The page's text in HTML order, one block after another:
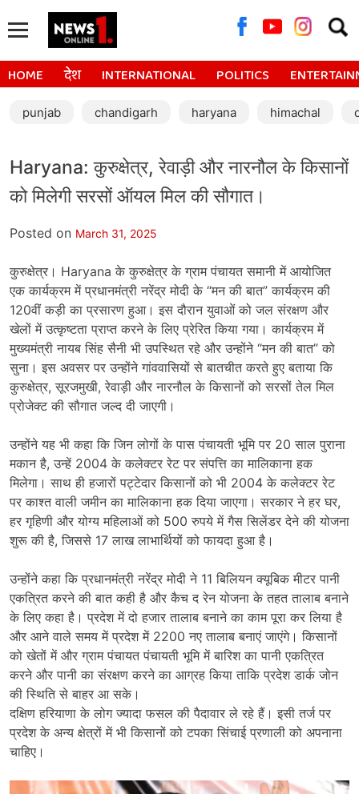
for:
HOME देश INTERNATIONAL POLITICS
punjab chandigarh haryana himachal
Haryana: कुरुक्षेत्र, रेवाड़ी और नारनौल के किसानों
को मिलेगी सरसों ऑयल मिल की सौगात।
Posted on March 31, 2025
कुरुक्षेत्र। Haryana के कुरुक्षेत्र के ग्राम पंचायत समानी में आयोजित
एक कार्यक्रम में प्रधानमंत्री नरेंद्र मोदी के “मन की बात” कार्यक्रम की
120वीं कड़ी का प्रसारण हुआ। इस दौरान युवाओं को जल संरक्षण और
खेलों में उत्कृष्टता प्राप्त करने के लिए प्रेरित किया गया। कार्यक्रम में
मुख्यमंत्री नायब सिंह सैनी भी उपस्थित रहे और उन्होंने “मन की बात” को
सुना। इस अवसर पर उन्होंने गांववासियों से बातचीत करते हुए बताया कि
कुरुक्षेत्र, सूरजमुखी, रेवाड़ी और नारनौल के किसानों को सरसों तेल मिल
प्रोजेक्ट की सौगात जल्द दी जाएगी।
उन्होंने यह भी कहा कि जिन लोगों के पास पंचायती भूमि पर 20 साल पुराना
मकान है, उन्हें 2004 के कलेक्टर रेट पर संपत्ति का मालिकाना हक
मिलेगा। साथ ही हजारों पट्टेदार किसानों को भी 2004 के कलेक्टर रेट
पर काश्त वाली जमीन का मालिकाना हक दिया जाएगा। सरकार ने हर घर,
हर गृहिणी और योग्य महिलाओं को 500 रुपये में गैस सिलेंडर देने की योजना
शुरू की है, जिससे 17 लाख लाभार्थियों को फायदा हुआ है।
उन्होंने कहा कि प्रधानमंत्री नरेंद्र मोदी ने 11 बिलियन क्यूबिक मीटर पानी
एकत्रित करने की बात कही है और कैच द रेन योजना के तहत तालाब बनाने
के लिए कहा है। प्रदेश में दो हजार तालाब बनाने का काम पूरा कर लिया है
और आने वाले समय में प्रदेश में 2200 नए तालाब बनाएं जाएंगे। किसानों
को खेतों में और ग्राम पंचायत पंचायती भूमि में बारिश का पानी एकत्रित
करने और पानी का संरक्षण करने का आग्रह किया ताकि प्रदेश डार्क जोन
की स्थिति से बाहर आ सके।
दक्षिण हरियाणा के लोग ज्यादा फसल की पैदावार ले रहे हैं। इसी तर्ज पर
प्रदेश के अन्य क्षेत्रों में भी किसानों को टपका सिंचाई प्रणाली को अपनाना
चाहिए।